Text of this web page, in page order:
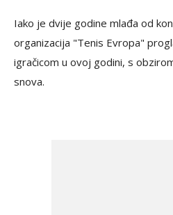
Iako je dvije godine mlađa od
organizacija "Tenis Evropa"
igračicom u ovoj godini, s
snova.